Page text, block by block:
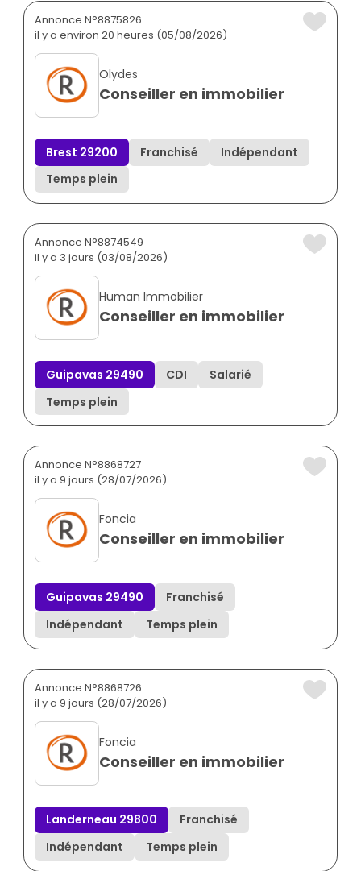
Annonce N°8875826
il y a environ 20 heures (05/08/2026)
Olydes
Conseiller en immobilier
Brest 29200 Franchisé
Indépendant
Temps plein
Annonce N°8874549
il y a 3 jours (03/08/2026)
Human Immobilier
Conseiller en immobilier
Guipavas 29490 CDI
Salarié
Temps plein
Annonce N°8868727
il y a 9 jours (28/07/2026)
Foncia
Conseiller en immobilier
Guipavas 29490
Franchisé
Indépendant
Temps plein
Annonce N°8868726
il y a 9 jours (28/07/2026)
Foncia
Conseiller en immobilier
Landerneau 29800
Franchisé
Indépendant
Temps plein